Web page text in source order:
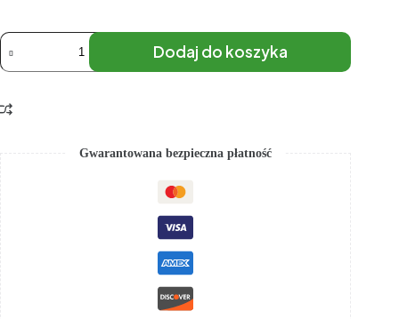
Dodaj do koszyka
Gwarantowana bezpieczna płatność